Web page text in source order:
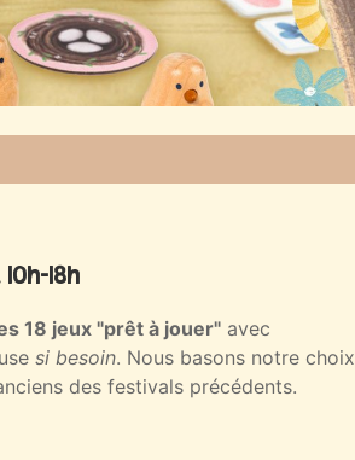
18h
18 jeux "prêt à jouer" avec
si besoin. Nous basons notre choix
des festivals précédents.